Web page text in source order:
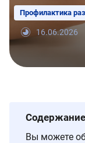
Профилактика
16.06.2026
Вы можете